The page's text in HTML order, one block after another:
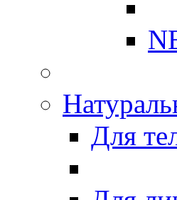
Для